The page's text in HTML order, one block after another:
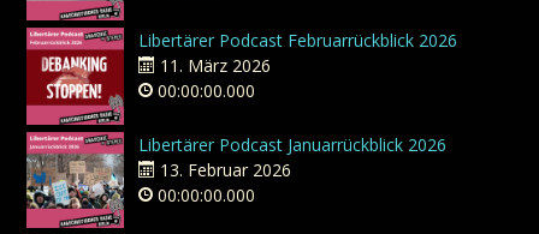
Libertärer Podcast Februarrückblick 2026
11. März 2026
00:00:00.000
Libertärer Podcast Januarrückblick 2026
13. Februar 2026
00:00:00.000